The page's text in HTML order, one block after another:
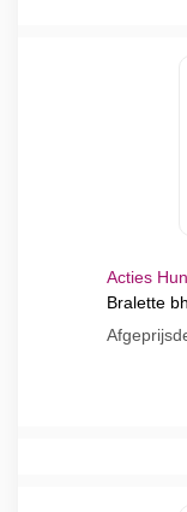
Acties
Bralette